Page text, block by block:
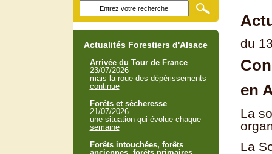
du
en
La
La
Actualités Forestiers d'Alsace
Arrivée du Tour de France
23/07/2026
mais la roue des dépérissements
continue
Forêts et sécheresse
21/07/2026
une situation qui évolue chaque
semaine
Forêts intouchées, forêts